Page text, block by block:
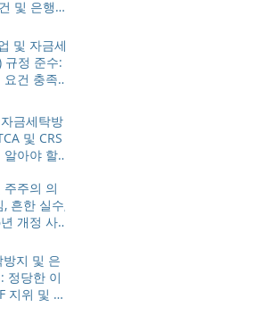
및 은행
및 자금세
규정 준수:
건 충족
금세탁방
및 CRS
알아야 할
주의 의
흔한 실수,
개정 사
방지 및 은
정당한 이
지위 및 ES